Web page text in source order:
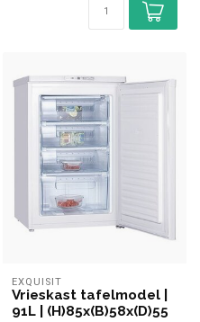
EXQUISIT
Vrieskast tafelmodel |
91L | (H)85x(B)58x(D)55